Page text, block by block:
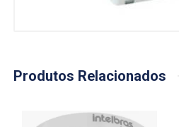
Produtos Relacionados